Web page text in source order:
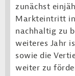
zunächst
Markteintritt in
nachhaltig zu
weiteres Jahr
sowie die
weiter zu